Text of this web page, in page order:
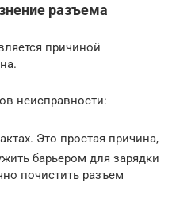
разъема
причиной
неисправности:
Это простая причина,
барьером для зарядки
почистить разъем